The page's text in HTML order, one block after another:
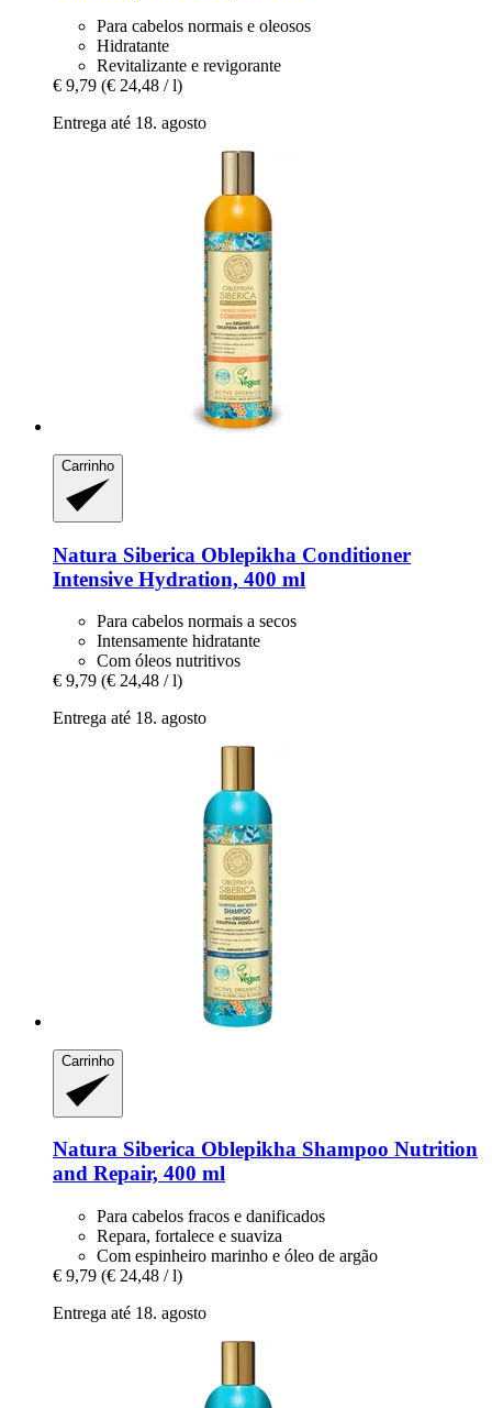
Para cabelos normais e oleosos
Hidratante
Revitalizante e revigorante
€ 9,79 (€ 24,48 / l)
Entrega até 18. agosto
Carrinho
Natura Siberica Oblepikha Conditioner
Intensive Hydration, 400 ml
Para cabelos normais a secos
Intensamente hidratante
Com óleos nutritivos
€ 9,79 (€ 24,48 / l)
Entrega até 18. agosto
Carrinho
Natura Siberica Oblepikha Shampoo Nutrition
and Repair, 400 ml
Para cabelos fracos e danificados
Repara, fortalece e suaviza
Com espinheiro marinho e óleo de argão
€ 9,79 (€ 24,48 / l)
Entrega até 18. agosto